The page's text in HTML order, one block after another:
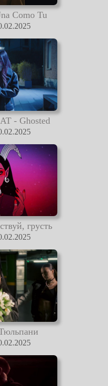
Como Tu
- Ghosted
грусть